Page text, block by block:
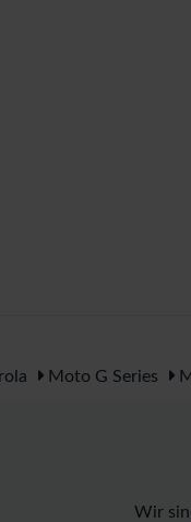
Moto G Series
Wir